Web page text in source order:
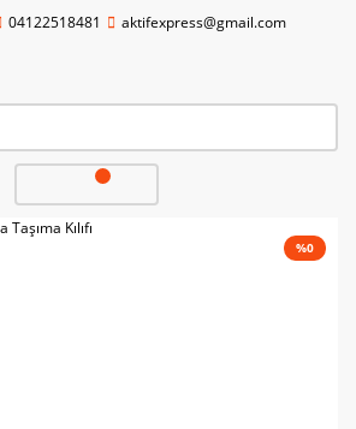
04122518481 aktifexpress@gmail.com
%0